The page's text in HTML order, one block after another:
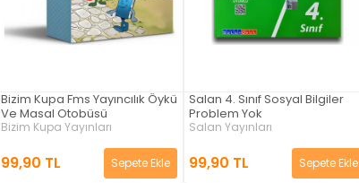
Bizim Kupa Fms Yayıncılık Öykü
Ve Masal Otobüsü
Bizim Kupa Yayınları
99,90 TL Sepete Ekle
Salan 4. Sınıf Sosyal Bilgiler
Problem Yok
Salan Yayınları
99,90 TL Sepete Ekle